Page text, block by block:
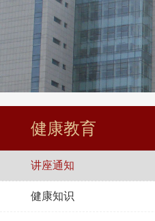
健康教育
讲座通知
健康知识